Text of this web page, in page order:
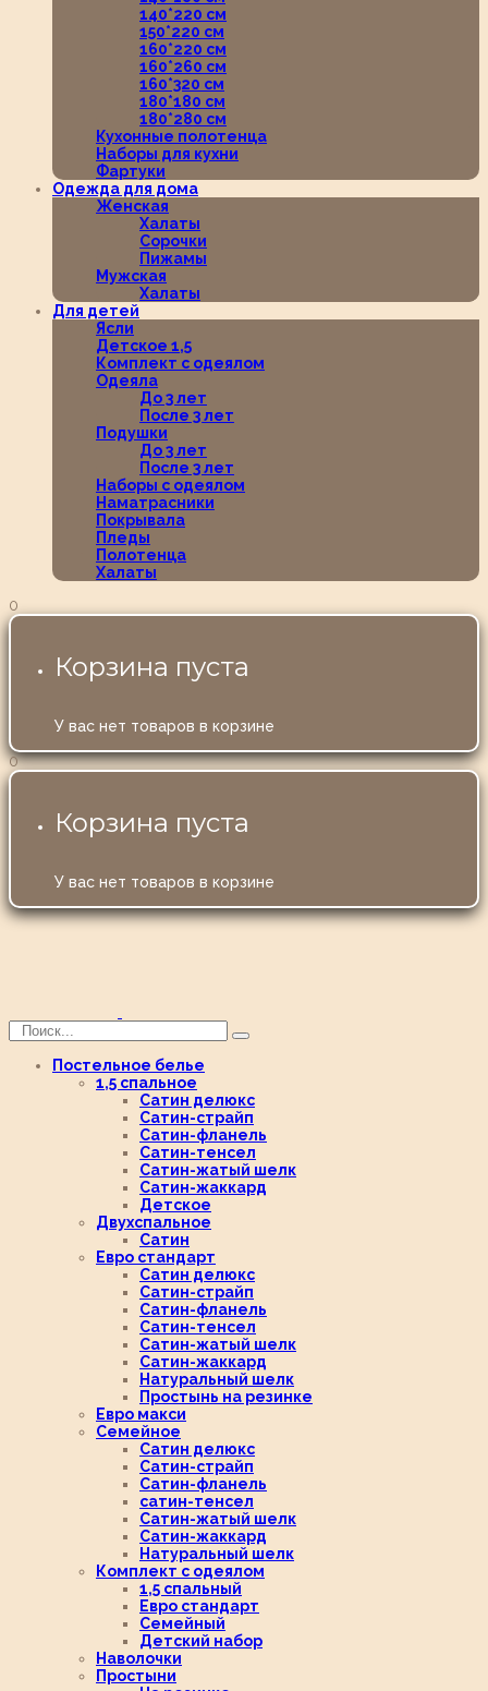
140*220 см
150*220 см
160*220 см
160*260 см
160*320 см
180*180 см
180*280 см
Кухонные полотенца
Наборы для кухни
Фартуки
Одежда для дома
Женская
Халаты
Сорочки
Пижамы
Мужская
Халаты
Для детей
Ясли
Детское 1,5
Комплект с одеялом
Одеяла
До 3 лет
После 3 лет
Подушки
До 3 лет
После 3 лет
Наборы с одеялом
Наматрасники
Покрывала
Пледы
Полотенца
Халаты
0
Корзина пуста
У вас нет товаров в корзине
0
Корзина пуста
У вас нет товаров в корзине
Постельное белье
1,5 спальное
Сатин делюкс
Сатин-страйп
Сатин-фланель
Сатин-тенсел
Сатин-жатый шелк
Сатин-жаккард
Детское
Двухспальное
Сатин
Евро стандарт
Сатин делюкс
Сатин-страйп
Сатин-фланель
Сатин-тенсел
Сатин-жатый шелк
Сатин-жаккард
Натуральный шелк
Простынь на резинке
Евро макси
Семейное
Сатин делюкс
Сатин-страйп
Сатин-фланель
сатин-тенсел
Сатин-жатый шелк
Сатин-жаккард
Натуральный шелк
Комплект с одеялом
1,5 спальный
Евро стандарт
Семейный
Детский набор
Наволочки
Простыни